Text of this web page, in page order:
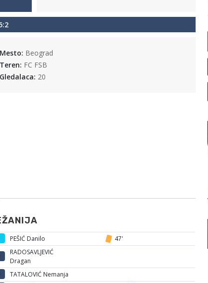
Mesto: Beograd
Teren: FC FSB
Gledalaca: 20
PEŠIĆ Danilo 47'
RADOSAVLJEVIĆ
Dragan
TATALOVIĆ Nemanja